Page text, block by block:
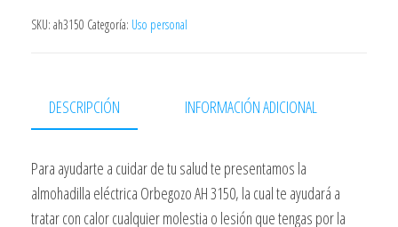
100w
Niveles
Apagado
cantidad
SKU: ah3150 Categoría: Uso personal
DESCRIPCIÓN INFORMACIÓN ADICIONAL
Para ayudarte a cuidar de tu salud te presentamos la
almohadilla eléctrica Orbegozo AH 3150, la cual te ayudará a
tratar con calor cualquier molestia o lesión que tengas por la